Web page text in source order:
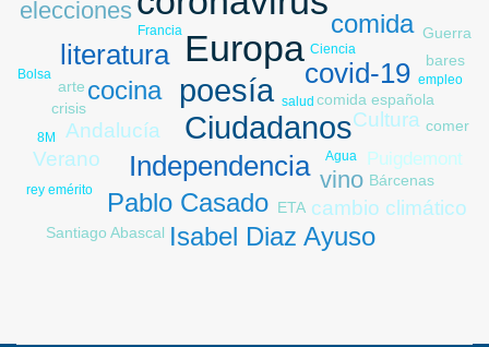
Europa
poesía
Ciudadanos
covid-19
literatura
Independencia
cocina
Pablo Casado
comida
Isabel Diaz Ayuso
elecciones
vino
Andalucía Cultura
Verano
cambio climático
Puigdemont
arte
bares
comida española
crisis
Guerra
Bárcenas
ETA
Santiago Abascal
comer
Bolsa
Ciencia
empleo
Francia
rey emérito
salud
8M
Agua